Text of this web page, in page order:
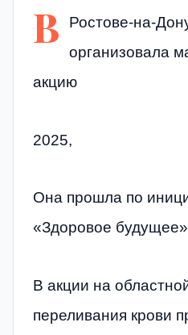
В
Ростове-на-
организовала
акцию
2025,
Она прошла по
«Здоровое будущее»
В акции на
переливания крови